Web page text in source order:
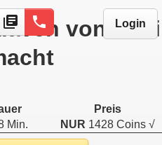
library_books phone Login
von zwei
Preis
Min. NUR 1428 Coins √